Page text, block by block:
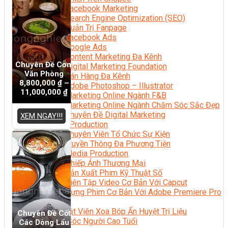
Facebook Marketing
Search Engine Optimization (SEO)
Quản Trị Fanpage
Facebook Ads
Google Ads
Content Marketing Đa Kênh
Digital Marketing Foundation
Bán Hàng Đa Kênh
Adobe Photoshop – Illustrator
Marketing Online Ngành F&B
Marketing Online Ngành Chăm Sóc Sắc Đẹp
Chuyên Đề Digital Marketing
Media Production
Chuyên Viên Tổ Chức Sự Kiện
Truyền Thông Đa Phương Tiện
Media Production
Nhiếp Ảnh Thương Mại
Sản Xuất Phim Kỹ Thuật Số
Biên Tập Video Cơ Bản Với Capcut
Dựng Phim Cơ Bản Với Adobe Premiere Pro
Sức Khỏe
Kỹ Thuật Viên Xoa Bóp Ấn Huyệt Trị Liệu
Chăm Sóc Người Cao Tuổi
Chuyên Đề Cơm
Văn Phòng
8,800,000 ₫–
11,000,000 ₫
XEM NGAY!!!
Chuyên Đề Cốt
Các Dòng Lẩu